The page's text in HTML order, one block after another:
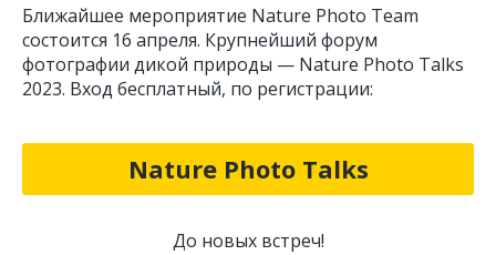
Ближайшее мероприятие Nature Photo Team
состоится 16 апреля. Крупнейший форум
фотографии дикой природы — Nature Photo Talks
2023. Вход бесплатный, по регистрации:
Nature Photo Talks
До новых встреч!